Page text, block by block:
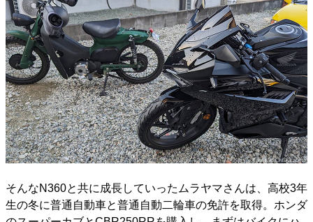
そんなN360と共に成長していったムラヤマさんは、高校3年
生の冬に普通自動車と普通自動二輪車の免許を取得。ホンダ